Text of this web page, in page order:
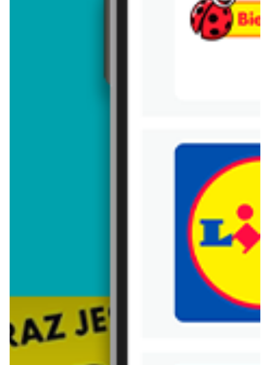
Trafiłeś na nieaktualną gazetkę
Zobacz aktualne gazetki Blix!